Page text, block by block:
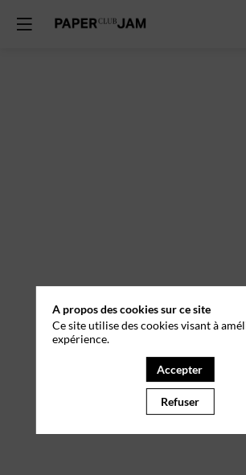
A propos des cookies sur ce site
Ce site utilise des cookies visant à
expérience.
Accepter
Refuser